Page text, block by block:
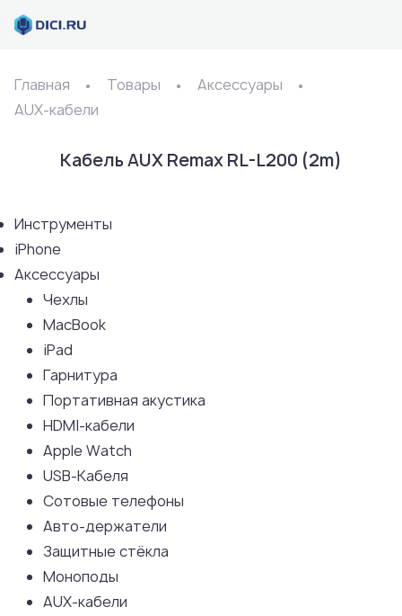
Главная Товары
Аксессуары
AUX-кабели
Кабель AUX Remax RL-L200 (2m)
Инструменты
iPhone
Аксессуары
Чехлы
MacBook
iPad
Гарнитура
Портативная акустика
HDMI-кабели
Apple Watch
USB-Кабеля
Сотовые телефоны
Авто-держатели
Защитные стёкла
Моноподы
AUX-кабели